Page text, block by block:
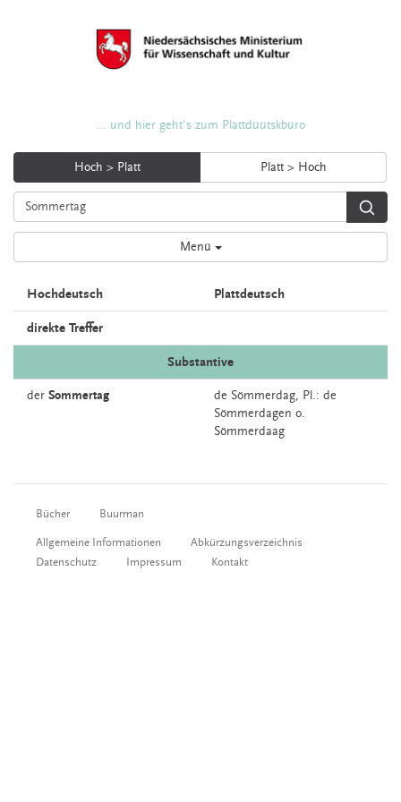
... und hier geht's zum Plattdüütskbüro
Hoch > Platt Platt > Hoch
Menü
Hochdeutsch Plattdeutsch
direkte Treffer
Substantive
der Sommertag de Sömmerdag, Pl.: de
Sömmerdagen o.
Sömmerdaag
Bücher Buurman
Allgemeine Informationen
Abkürzungsverzeichnis
Datenschutz
Impressum Kontakt